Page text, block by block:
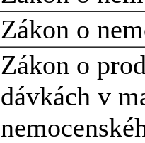
Zákon o
Zákon o
dávkách v